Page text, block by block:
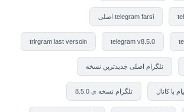
telegram farsi اصلی
telegram v8.5.0
trlrgram last versoin
تلگرام اصلی جدیدترین نسخه
با کانال تلگرام نسخه ی 8.5.0